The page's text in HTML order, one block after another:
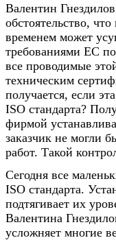
Валентин
обстоятельство,
временем может
требованиями ЕС
все проводимые
техническим
получается, если
ISO стандарта?
фирмой
заказчик не могли
работ. Такой
Сегодня все
ISO стандарта.
подтягивает их
Валентина
усложняет многие